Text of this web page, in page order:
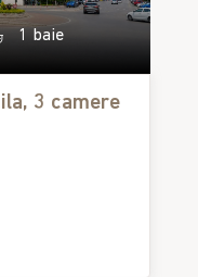
1 baie
3 camere